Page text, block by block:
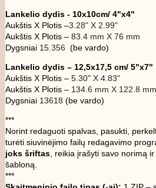
Lankelio dydis - 10x10cm/ 4"x4"
Aukštis X Plotis –3.28" X 2.99"
Aukštis X Plotis – 83.4 mm X 76 mm
Dygsniai 15.356 (be vardo)
Lankelio dydis – 12,5x17,5 cm/ 5"x7"
Aukštis X Plotis – 5.30" X 4.83"
Aukštis X Plotis – 134.6 mm X 122.8 mm
Dygsniai 13618 (be vardo)
***
Norint redaguoti spalvas, pasukti,
turėti siuvinėjimo failų redagavimo
joks šriftas , reikia įrašyti savo norimą
šabloną.
***